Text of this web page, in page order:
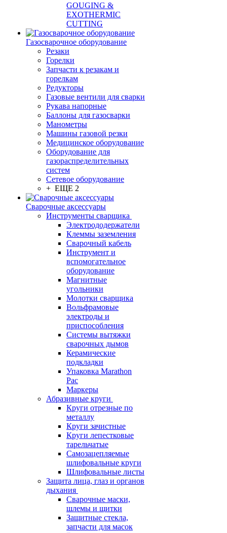
GOUGING &
EXOTHERMIC
CUTTING
Газосварочное оборудование
Резаки
Горелки
Запчасти к резакам и
горелкам
Редукторы
Газовые вентили для сварки
Рукава напорные
Баллоны для газосварки
Манометры
Машины газовой резки
Медицинское оборудование
Оборудование для
газораспределительных
систем
Сетевое оборудование
+ ЕЩЕ 2
Сварочные аксессуары
Инструменты сварщика
Электрододержатели
Клеммы заземления
Сварочный кабель
Инструмент и
вспомогательное
оборудование
Магнитные
угольники
Молотки сварщика
Вольфрамовые
электроды и
приспособления
Системы вытяжки
сварочных дымов
Керамические
подкладки
Упаковка Marathon
Pac
Маркеры
Абразивные круги
Круги отрезные по
металлу
Круги зачистные
Круги лепестковые
тарельчатые
Самозацепляемые
шлифовальные круги
Шлифовальные листы
Защита лица, глаз и органов
дыхания
Сварочные маски,
шлемы и щитки
Защитные стекла,
запчасти для масок